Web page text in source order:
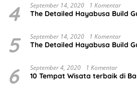
4 September 14, 2020 1 Komentar
The Detailed Hayabusa Build
5 September 14, 2020 1 Komentar
The Detailed Hayabusa Build
6 September 4, 2020 1 Komentar
10 Tempat Wisata terbaik di